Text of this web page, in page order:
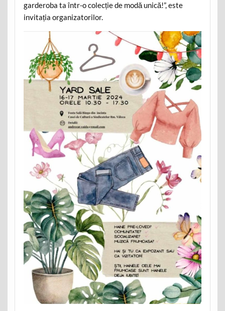
garderoba ta într-o colecție de modă unică!”, este
invitația organizatorilor.